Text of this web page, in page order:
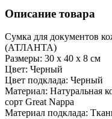
Описание товара
Сумка для документов
(АТЛАНТА)
Размеры: 30 х 40 х 8 см
Цвет: Черный
Цвет подклада: Черный
Материал: Натуральная
сорт Great Nappa
Материал подклада: